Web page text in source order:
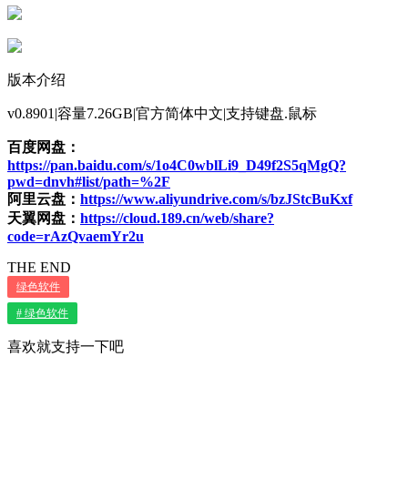
版本介绍
v0.8901|容量7.26GB|官方简体中文|支持键盘.鼠标
百度网盘：
https://pan.baidu.com/s/1o4C0wblLi9_D49f2S5qMgQ?
pwd=dnvh#list/path=%2F
阿里云盘： https://www.aliyundrive.com/s/bzJStcBuKxf
天翼网盘： https://cloud.189.cn/web/share?
code=rAzQvaemYr2u
THE END
绿色软件
# 绿色软件
喜欢就支持一下吧